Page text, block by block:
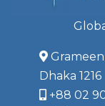
Dhaka 1216
+88 02